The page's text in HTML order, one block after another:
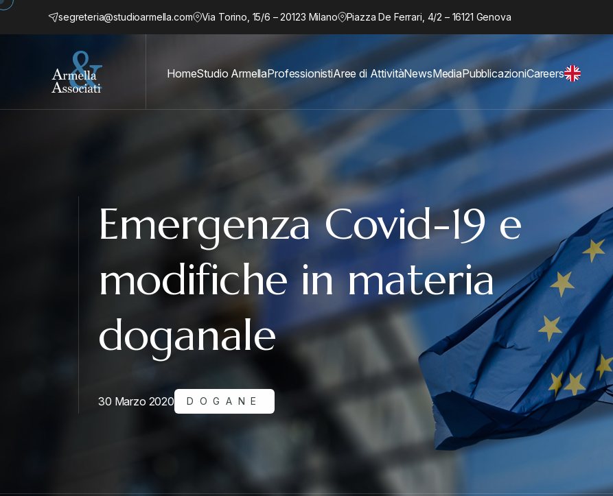
segreteria@studioarmella.com Via Torino, 15/6 – 20123 Milano Piazza De Ferrari, 4/2 – 16121 Genova
HomeStudio ArmellaProfessionistiAree di AttivitàNewsMediaPubblicazioniCareers
Emergenza Covid-19 e
modifiche in materia
doganale
30 Marzo 2020 DOGANE